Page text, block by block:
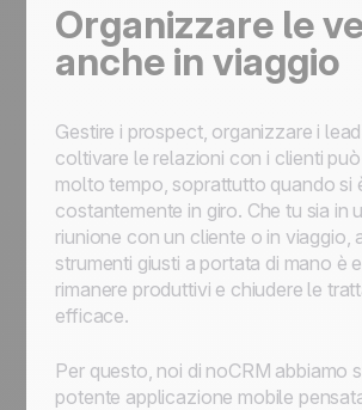
Organizzare le
anche in viaggio
Gestire i prospect, organizzare i
coltivare le relazioni con i clienti
molto tempo, soprattutto quando si
costantemente in giro. Che tu sia in
riunione con un cliente o in viaggio,
strumenti giusti a portata di mano è
rimanere produttivi e chiudere le
efficace.
Per questo, noi di noCRM abbiamo
potente applicazione mobile